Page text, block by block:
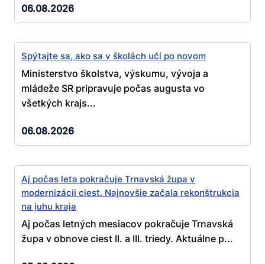
06.08.2026
Spýtajte sa, ako sa v školách učí po novom
Ministerstvo školstva, výskumu, vývoja a
mládeže SR pripravuje počas augusta vo
všetkých krajs...
06.08.2026
Aj počas leta pokračuje Trnavská župa v
modernizácii ciest. Najnovšie začala rekonštrukcia
na juhu kraja
Aj počas letných mesiacov pokračuje Trnavská
župa v obnove ciest II. a III. triedy. Aktuálne p...